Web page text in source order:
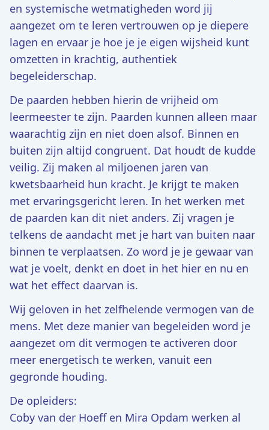
en systemische wetmatigheden word jij
aangezet om te leren vertrouwen op je diepere
lagen en ervaar je hoe je je eigen wijsheid kunt
omzetten in krachtig, authentiek
begeleiderschap.
De paarden hebben hierin de vrijheid om
leermeester te zijn. Paarden kunnen alleen maar
waarachtig zijn en niet doen alsof. Binnen en
buiten zijn altijd congruent. Dat houdt de kudde
veilig. Zij maken al miljoenen jaren van
kwetsbaarheid hun kracht. Je krijgt te maken
met ervaringsgericht leren. In het werken met
de paarden kan dit niet anders. Zij vragen je
telkens de aandacht met je hart van buiten naar
binnen te verplaatsen. Zo word je je gewaar van
wat je voelt, denkt en doet in het hier en nu en
wat het effect daarvan is.
Wij geloven in het zelfhelende vermogen van de
mens. Met deze manier van begeleiden word je
aangezet om dit vermogen te activeren door
meer energetisch te werken, vanuit een
gegronde houding.
De opleiders:
Coby van der Hoeff en Mira Opdam werken al